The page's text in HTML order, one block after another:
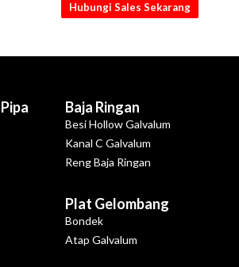
Hubungi Sales Sekarang
Baja Ringan
Besi Hollow Galvalum
Kanal C Galvalum
Reng Baja Ringan
Plat Gelombang
Bondek
Atap Galvalum